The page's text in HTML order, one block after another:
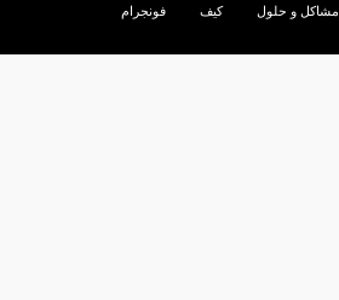
مشاكل و حلول كيف فونجرام